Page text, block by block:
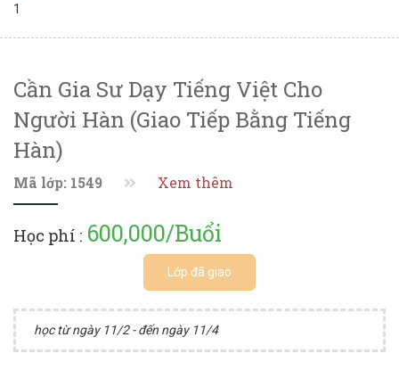
1
Cần Gia Sư Dạy Tiếng Việt Cho
Người Hàn (giao Tiếp Bằng Tiếng
Hàn)
Mã lớp: 1549 Xem thêm
Học phí : 600,000/Buổi
Lớp đã giao
học từ ngày 11/2 - đến ngày 11/4